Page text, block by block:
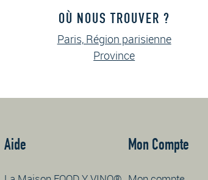
OÙ NOUS TROUVER ?
Paris, Région parisienne
Province
Aide Mon Compte